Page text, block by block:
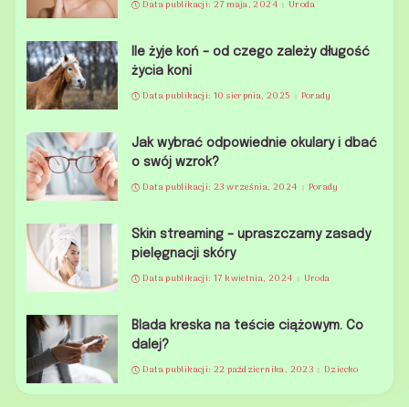
Data publikacji: 27 maja, 2024 Uroda
Ile żyje koń – od czego zależy długość
życia koni
Data publikacji: 10 sierpnia, 2025 Porady
Jak wybrać odpowiednie okulary i dbać
o swój wzrok?
Data publikacji: 23 września, 2024 Porady
Skin streaming – upraszczamy zasady
pielęgnacji skóry
Data publikacji: 17 kwietnia, 2024 Uroda
Blada kreska na teście ciążowym. Co
dalej?
Data publikacji: 22 października, 2023 Dziecko